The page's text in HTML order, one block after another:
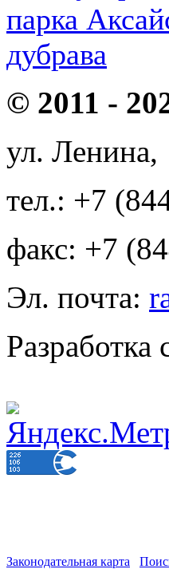
парка
дубрава
© 2011 -
ул.
тел.: +7
факс: +7
Эл. почта:
Законодательная карта